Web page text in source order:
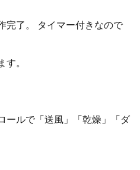
完了。 タイマー付きなので
す。
ールで「送風」「乾燥」「ダ